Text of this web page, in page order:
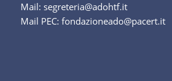
Mail: segreteria@adohtf.it
Mail PEC: fondazioneado@pacert.it